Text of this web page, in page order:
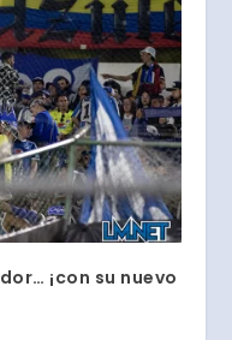
¡con su nuevo